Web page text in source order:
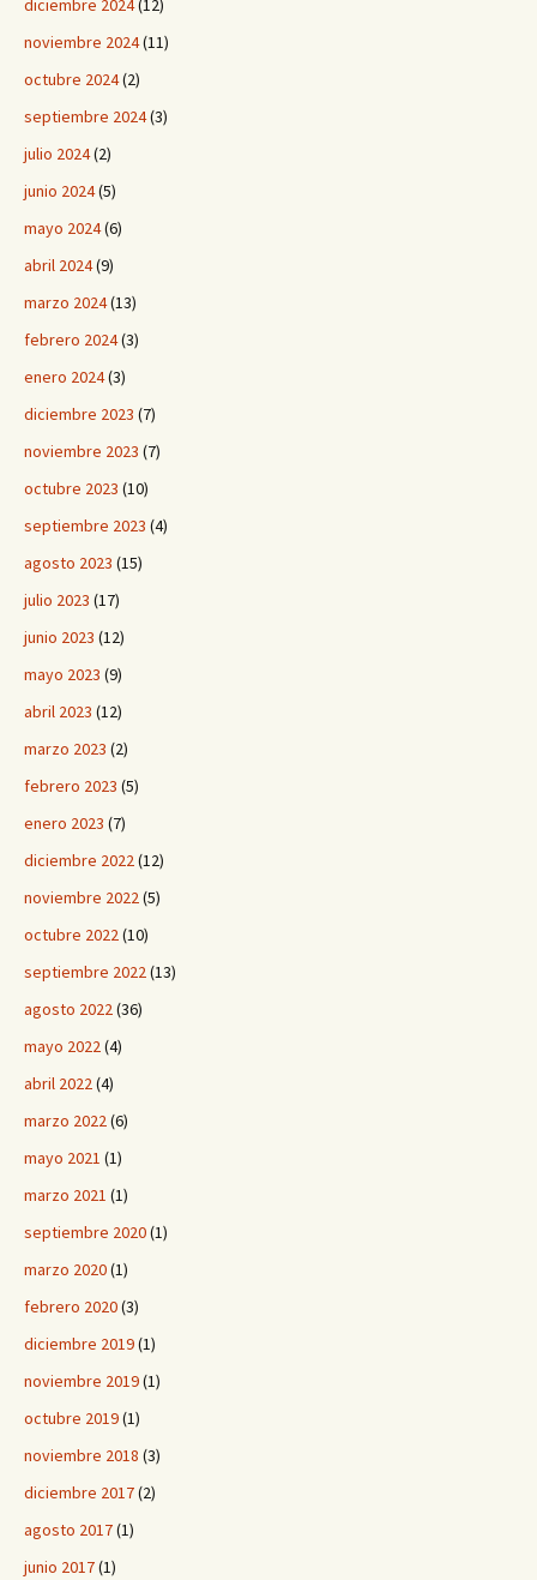
diciembre 2024(12)
noviembre 2024(11)
octubre 2024(2)
septiembre 2024(3)
julio 2024(2)
junio 2024(5)
mayo 2024(6)
abril 2024(9)
marzo 2024(13)
febrero 2024(3)
enero 2024(3)
diciembre 2023 (7)
noviembre 2023 (7)
octubre 2023 (10)
septiembre 2023 (4)
agosto 2023 (15)
julio 2023 (17)
junio 2023 (12)
mayo 2023 (9)
abril 2023 (12)
marzo 2023 (2)
febrero 2023 (5)
enero 2023 (7)
diciembre 2022(12)
noviembre 2022(5)
octubre 2022(10)
septiembre 2022(13)
agosto 2022(36)
mayo 2022(4)
abril 2022(4)
marzo 2022(6)
mayo 2021 (1)
marzo 2021 (1)
septiembre 2020(1)
marzo 2020(1)
febrero 2020(3)
diciembre 2019(1)
noviembre 2019(1)
octubre 2019(1)
noviembre 2018 (3)
diciembre 2017(2)
agosto 2017(1)
junio 2017(1)